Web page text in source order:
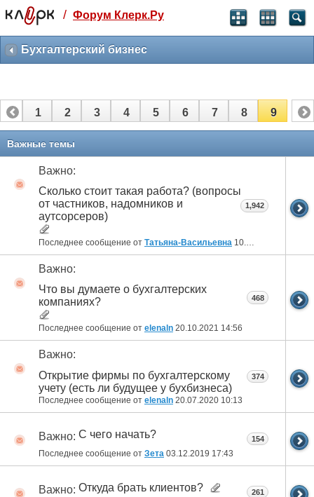
Святые угодники, Клерк без рекламы
прекрасен:)
3 месяца
259
-10%
полгода
499 ₽
Отмена
/ Форум Клерк.Ру
Бухгалтерский бизнес
1 2 3 4 5 6 7 8 9
Важные темы
Важно:
Сколько стоит такая работа? (вопросы
от частников, надомников и
аутсорсеров)
Последнее сообщение от Татьяна-Васильевна 10.01.2022
1,942
Важно:
Что вы думаете о бухгалтерских
компаниях?
Последнее сообщение от elenaln 20.10.2021 14:56
468
Важно:
Открытие фирмы по бухгалтерскому
учету (есть ли будущее у бухбизнеса)
Последнее сообщение от elenaln 20.07.2020 10:13
374
Важно: С чего начать?
Последнее сообщение от Зета 03.12.2019 17:43
154
Важно: Откуда брать клиентов? 261